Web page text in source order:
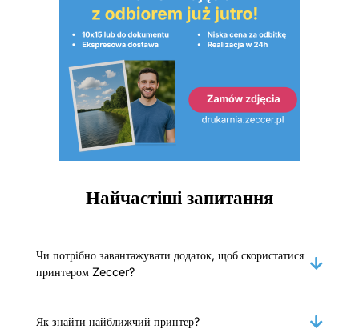
Найчастіші запитання
Чи потрібно завантажувати додаток, щоб скористатися
принтером Zeccer?
Як знайти найближчий принтер?